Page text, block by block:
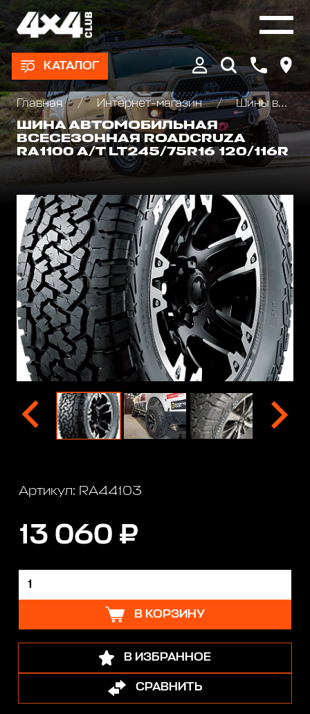
КАТАЛОГ
Главная Интернет-магазин
Шины всесезонные внедорожные
ШИНА АВТОМОБИЛЬНАЯ
ВСЕСЕЗОННАЯ ROADCRUZA
RA1100 A/T LT245/75R16 120/116R
Артикул: RA44103
13 060 ₽
В КОРЗИНУ
В ИЗБРАННОЕ
СРАВНИТЬ